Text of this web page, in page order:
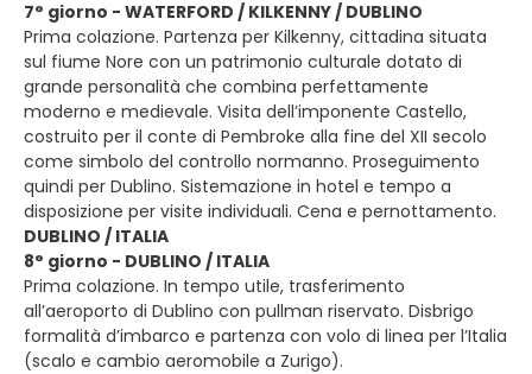
7° giorno - WATERFORD / KILKENNY / DUBLINO
Prima colazione. Partenza per Kilkenny, cittadina situata
sul fiume Nore con un patrimonio culturale dotato di
grande personalità che combina perfettamente
moderno e medievale. Visita dell’imponente Castello,
costruito per il conte di Pembroke alla fine del XII secolo
come simbolo del controllo normanno. Proseguimento
quindi per Dublino. Sistemazione in hotel e tempo a
disposizione per visite individuali. Cena e pernottamento.
DUBLINO / ITALIA
8° giorno - DUBLINO / ITALIA
Prima colazione. In tempo utile, trasferimento
all’aeroporto di Dublino con pullman riservato. Disbrigo
formalità d’imbarco e partenza con volo di linea per l’Italia
(scalo e cambio aeromobile a Zurigo).